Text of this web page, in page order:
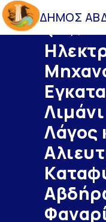
ΔΗΜΟΣ
Λάγος